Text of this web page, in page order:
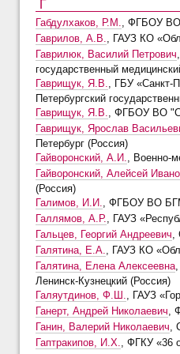
Г
Габдулхаков, Р.М., ФГБОУ ВО
Гаврилов, А.В., ГАУЗ КО
Гаврилюк, Василий Петрович
государственный
Гаврищук, Я.В., ГБУ «Санкт-
Петербургский
Гаврищук, Я.В., ФГБОУ ВО
Гаврищук, Ярослав
Петербург (Россия)
Гайворонский, А.И., Военно-
Гайворонский, Алейсей
(Россия)
Галимов, И.И., ФГБОУ ВО
Галлямов, А.Р., ГАУЗ
Гальцев, Георгий Андреевич,
Галятина, Е.А., ГАУЗ КО
Галятина, Елена Алексеевна,
Ленинск-Кузнецкий (Россия)
Галяутдинов, Ф.Ш., ГАУЗ
Ганерт, Андрей Николаевич,
Ганин, Валерий Николаевич,
Гаптракипов, И.Х., ФГКУ «36